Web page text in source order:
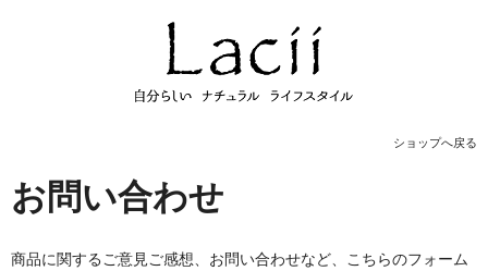
ショップへ戻る
お問い合わせ
商品に関するご意見ご感想、お問い合わせなど、こちらのフォーム